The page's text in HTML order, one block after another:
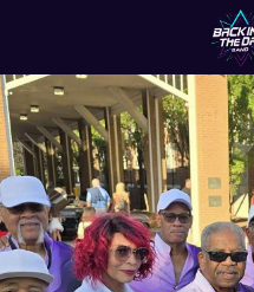
HOME
ABOUT THE
OUR BAND
GALLERY